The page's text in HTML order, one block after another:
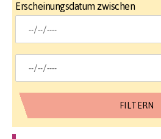
Erscheinungsdatum zwischen